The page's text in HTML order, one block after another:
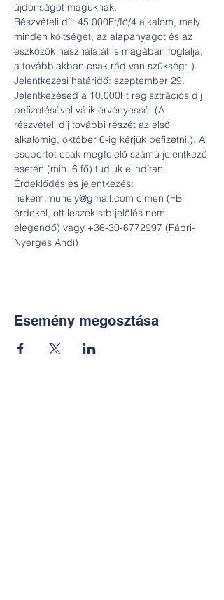
újdonságot maguknak.
Részvételi díj: 45.000Ft/fő/4 alkalom, mely
minden költséget, az alapanyagot és az
eszközök használatát is magában foglalja,
a továbbiakban csak rád van szükség:-)
Jelentkezési határidő: szeptember 29.
Jelentkezésed a 10.000Ft regisztrációs díj
befizetésével válik érvényessé  (A
részvételi díj további részét az első
alkalomig, október 6-ig kérjük befizetni.). A
csoportot csak megfelelő számú jelentkező
esetén (min. 6 fő) tudjuk elindítani.
Érdeklődés és jelentkezés:
nekem.muhely@gmail.com címen (FB
érdekel, ott leszek stb jelölés nem
elegendő) vagy +36-30-6772997 (Fábri-
Nyerges Andi)
Esemény megosztása